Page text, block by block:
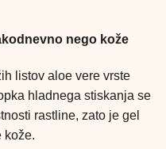
nego kože
listov aloe vere vrste
hladnega stiskanja se
rastline, zato je gel
kože.